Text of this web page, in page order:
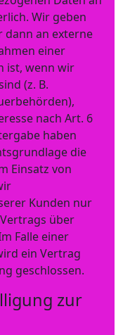
Wir geben
dann an externe
einer
ist, wenn wir
(z. B.
nach Art. 6
haben
die
Einsatz von
Kunden nur
über
Falle einer
ein Vertrag
geschlossen.
zur